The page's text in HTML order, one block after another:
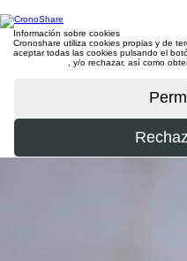
Información sobre cookies
Cronoshare utiliza cookies propias y de
aceptar todas las cookies pulsando el
, y/o rechazar, así como